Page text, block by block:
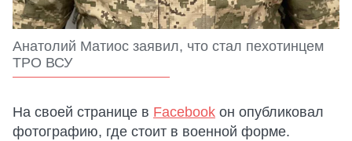
Анатолий Матиос заявил, что стал пехотинцем
ТРО ВСУ
На своей странице в Facebook он опубликовал
фотографию, где стоит в военной форме.